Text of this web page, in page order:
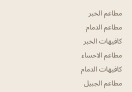
مطاعم الخبر
مطاعم الدمام
كافيهات الخبر
مطاعم الاحساء
كافيهات الدمام
مطاعم الجبيل